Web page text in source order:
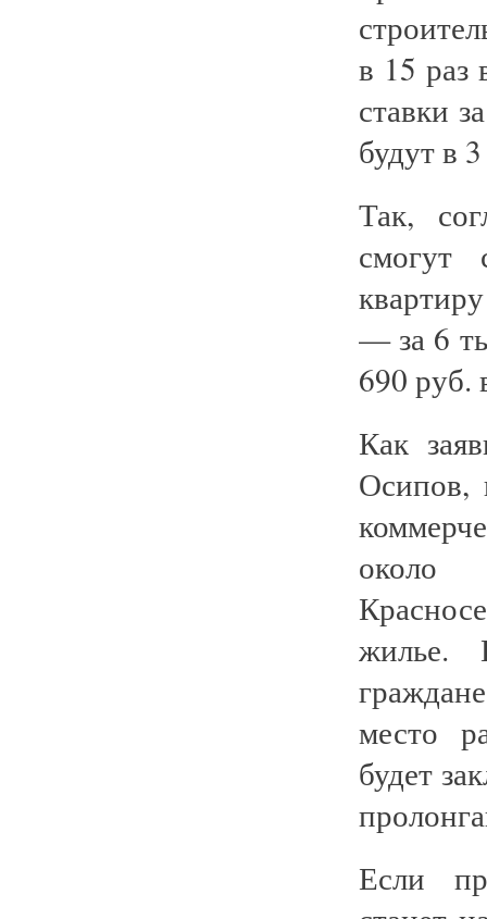
в 15 раз
ставки
будут в
Так,
смогут
— за 6
690 руб.
Как
Осипов,
жилье.
место
будет
Если